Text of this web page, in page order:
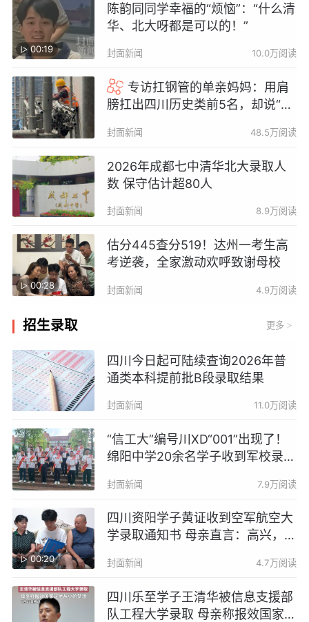
00:19
陈韵同同学幸福的“烦恼”：“什么清
华、北大呀都是可以的！”
封面新闻 10.0万阅读
专访扛钢管的单亲妈妈：用肩
膀扛出四川历史类前5名，却说“女
封面新闻 48.5万阅读
2026年成都七中清华北大录取人
数 保守估计超80人
封面新闻 8.9万阅读
00:28
估分445查分519！达州一考生高
考逆袭，全家激动欢呼致谢母校
封面新闻 4.9万阅读
招生录取 更多 >
四川今日起可陆续查询2026年普
通类本科提前批B段录取结果
封面新闻 11.0万阅读
“信工大”编号川XD“001”出现了！
绵阳中学20余名学子收到军校录取
封面新闻 7.9万阅读
00:20
四川资阳学子黄证收到空军航空大
学录取通知书 母亲直言：高兴，高
封面新闻 4.7万阅读
四川乐至学子王清华被信息支援部
队工程大学录取 母亲称报效国家是